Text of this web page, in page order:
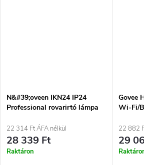
N&#39;oveen IKN24 IP24
Professional rovarirtó lámpa
22 314 Ft ÁFA nélkül
28 339 Ft
Raktáron
Govee
Wi-Fi/
22 882
29